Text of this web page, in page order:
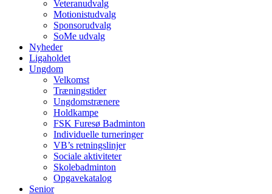
Veteranudvalg
Motionistudvalg
Sponsorudvalg
SoMe udvalg
Nyheder
Ligaholdet
Ungdom
Velkomst
Træningstider
Ungdomstrænere
Holdkampe
FSK Furesø Badminton
Individuelle turneringer
VB’s retningslinjer
Sociale aktiviteter
Skolebadminton
Opgavekatalog
Senior